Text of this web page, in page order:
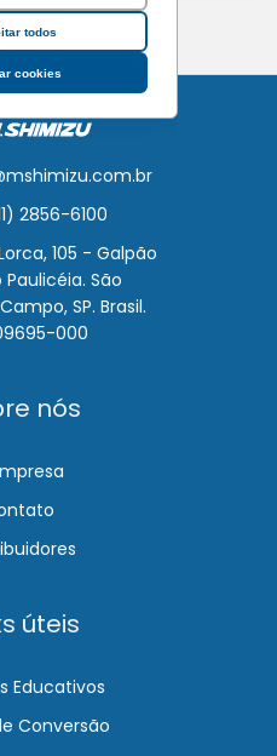
todos
cookies
2856-6100
105 - Galpão
Paulicéia. São
SP. Brasil.
000
nós
úteis
Educativos
Conversão